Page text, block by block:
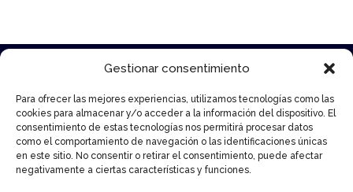
Gestionar consentimiento
Para ofrecer las mejores experiencias, utilizamos tecnologías como las
cookies para almacenar y/o acceder a la información del dispositivo. El
consentimiento de estas tecnologías nos permitirá procesar datos
como el comportamiento de navegación o las identificaciones únicas
en este sitio. No consentir o retirar el consentimiento, puede afectar
negativamente a ciertas características y funciones.
WeNightlifers
W Scouting Tour
W Nightlife Industry
W BarMix